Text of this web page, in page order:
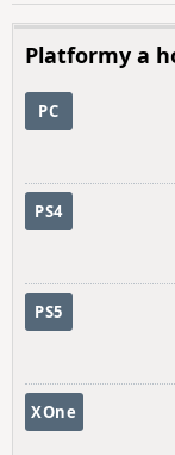
Platformy a
PC
PS4
PS5
XOne